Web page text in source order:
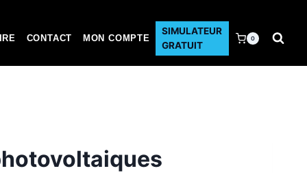
CONTACT MON COMPTE
SIMULATEUR
GRATUIT
0